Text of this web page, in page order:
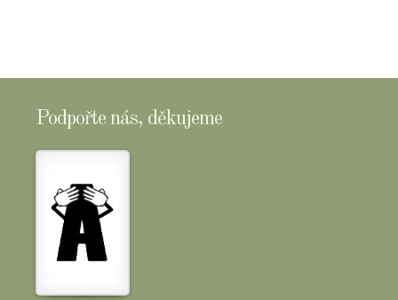
Podpořte nás, děkujeme